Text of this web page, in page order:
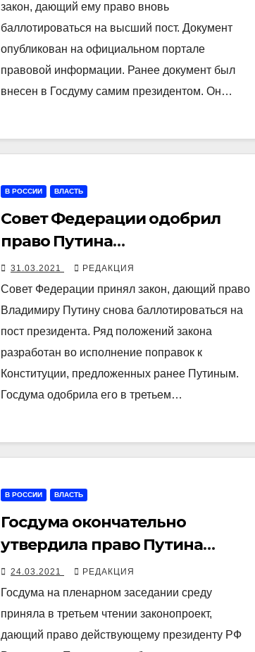
закон, дающий ему право вновь
баллотироваться на высший пост. Документ
опубликован на официальном портале
правовой информации. Ранее документ был
внесен в Госдуму самим президентом. Он…
В РОССИИ ВЛАСТЬ
Совет Федерации одобрил
право Путина
баллотироваться еще на два
срока
31.03.2021 РЕДАКЦИЯ
Совет Федерации принял закон, дающий право
Владимиру Путину снова баллотироваться на
пост президента. Ряд положений закона
разработан во исполнение поправок к
Конституции, предложенных ранее Путиным.
Госдума одобрила его в третьем…
В РОССИИ ВЛАСТЬ
Госдума окончательно
утвердила право Путина
баллотироваться ещё на два
срока
24.03.2021 РЕДАКЦИЯ
Госдума на пленарном заседании среду
приняла в третьем чтении законопроект,
дающий право действующему президенту РФ